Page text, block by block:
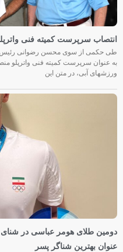
انتصاب سرپرست کمیته فنی
طی حکمی از سوی محسن رضوانی رئیس
به عنوان سرپرست کمیته فنی واترپلو
ورزشهای آبی، در متن این
دومین طلای هومر عباسی در شنای
عنوان بهترین شناگر پسر